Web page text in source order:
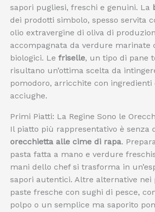
sapori pugliesi, freschi e genuini. La
dei prodotti simbolo, spesso servita
olio extravergine di oliva di
accompagnata da verdure marinate
biologici. Le friselle, un tipo di pane
risultano un’ottima scelta da
pomodoro, arricchite con ingredienti
acciughe.
Primi Piatti: La Regine Sono le
Il piatto più rappresentativo è senza
orecchietta alle cime di rapa.
pasta fatta a mano e verdure
mani dello chef si trasforma in
sapori autentici. Altre alternative nei
paste fresche con sughi di pesce,
polpo o un semplice ma saporito